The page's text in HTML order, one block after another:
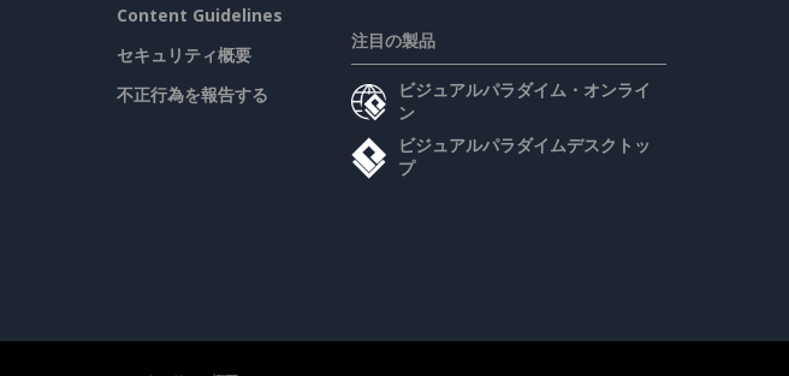
Content Guidelines
セキュリティ概要
不正行為を報告する
注目の製品
ビジュアルパラダイム・オンライ
ン
ビジュアルパラダイムデスクトッ
プ